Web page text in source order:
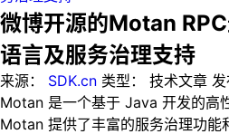
微博开源的Motan
语言及服务治理支持
来源： SDK.cn 类型： 技术文章 发
Motan 是一个基于 Java 开发的高
Motan 提供了丰富的服务治理功能